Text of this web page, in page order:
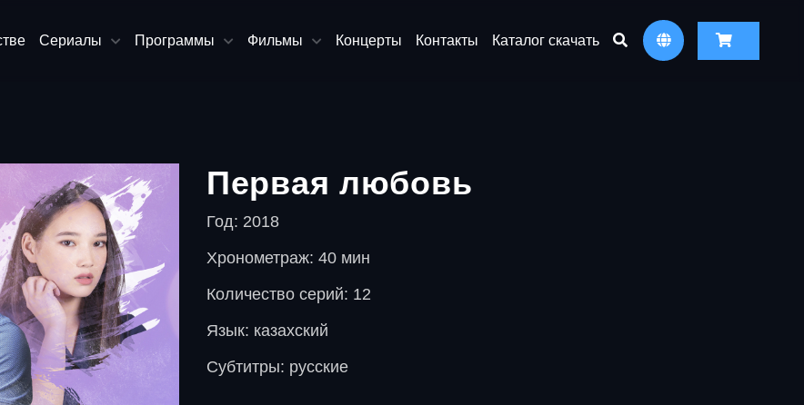
Сериалы Программы Фильмы Концерты Контакты Каталог скачать
Первая любовь
Год: 2018
Хронометраж: 40 мин
Количество серий: 12
Язык: казахский
Субтитры: русские